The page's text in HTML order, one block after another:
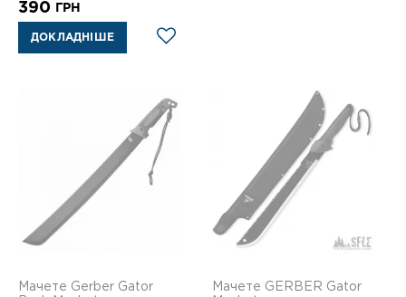
390 ГРН
ДОКЛАДНІШЕ
Мачете Gerber Gator
Мачете GERBER Gator